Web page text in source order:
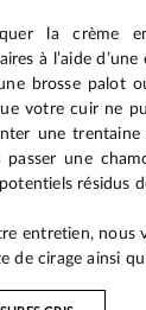
la crème
à l’aide
brosse palot
votre cuir ne
une
passer une
résidus
entretien, nous
de cirage ainsi